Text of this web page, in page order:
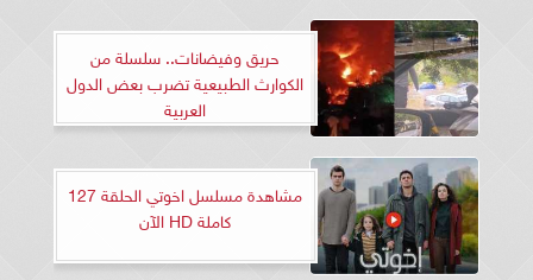
حريق وفيضانات.. سلسلة من
الكوارث الطبيعية تضرب بعض الدول
العربية
مشاهدة مسلسل اخوتي الحلقة 127
كاملة HD الآن